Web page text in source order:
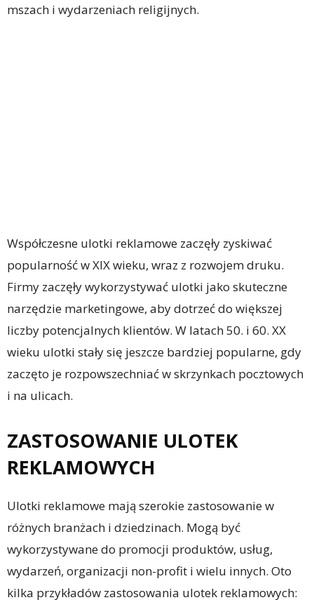
mszach i wydarzeniach religijnych.
Współczesne ulotki reklamowe zaczęły zyskiwać
popularność w XIX wieku, wraz z rozwojem druku.
Firmy zaczęły wykorzystywać ulotki jako skuteczne
narzędzie marketingowe, aby dotrzeć do większej
liczby potencjalnych klientów. W latach 50. i 60. XX
wieku ulotki stały się jeszcze bardziej popularne, gdy
zaczęto je rozpowszechniać w skrzynkach pocztowych
i na ulicach.
ZASTOSOWANIE ULOTEK
REKLAMOWYCH
Ulotki reklamowe mają szerokie zastosowanie w
różnych branżach i dziedzinach. Mogą być
wykorzystywane do promocji produktów, usług,
wydarzeń, organizacji non-profit i wielu innych. Oto
kilka przykładów zastosowania ulotek reklamowych: